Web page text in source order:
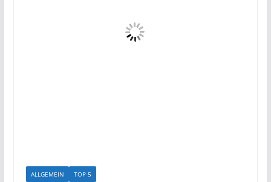
ALLGEMEIN TOP 5